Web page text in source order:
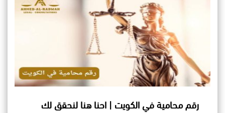
رقم محامية في الكويت | احنا هنا لنحقق لك